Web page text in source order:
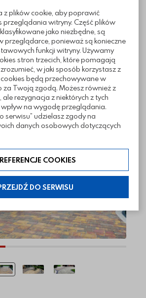
z plików cookie, aby poprawić
witryny. Część plików
jako niezbędne, są
przeglądarce, ponieważ są konieczne
funkcji witryny. Używamy
stron trzecich, które pomagają
w jaki sposób korzystasz z
cookies będą przechowywane w
za Twoją zgodą. Możesz również z
rezygnacja z niektórych z tych
na wygodę przeglądania.
serwisu” udzielasz zgody na
danych osobowych dotyczących
cookies”. W każdej chwili
udzielone zgody w zakładce:
— ustawienia cookies.
COOKIES
DO SERWISU
wykorzystaniem kostki